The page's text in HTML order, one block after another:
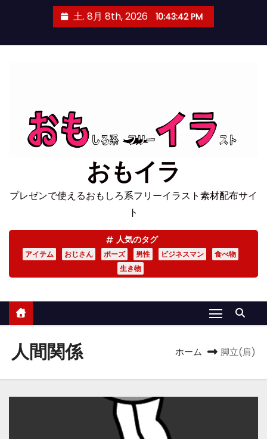
土. 8月 8th, 2026 10:43:43 PM
おもイラ
プレゼンで使えるおもしろ系フリーイラスト素材配布サイ
ト
人気のタグ
アイテム おじさん ポーズ 男性 ビジネスマン
食べ物
生き物
人間関係 ホーム 脚立(肩)